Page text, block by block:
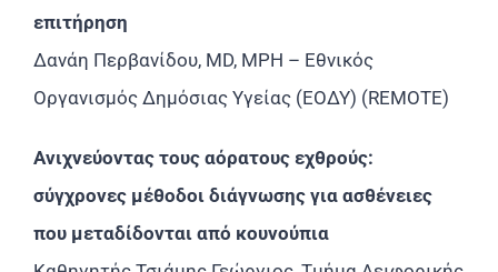
επιτήρηση
Δανάη Περβανίδου, MD, MPH – Εθνικός
Οργανισμός Δημόσιας Υγείας (ΕΟΔΥ) (REMOTE)
Ανιχνεύοντας τους αόρατους εχθρούς:
σύγχρονες μέθοδοι διάγνωσης για ασθένειες
που μεταδίδονται από κουνούπια